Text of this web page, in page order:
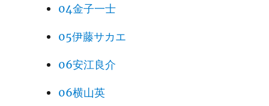
04金子一士
05伊藤サカエ
06安江良介
06横山英